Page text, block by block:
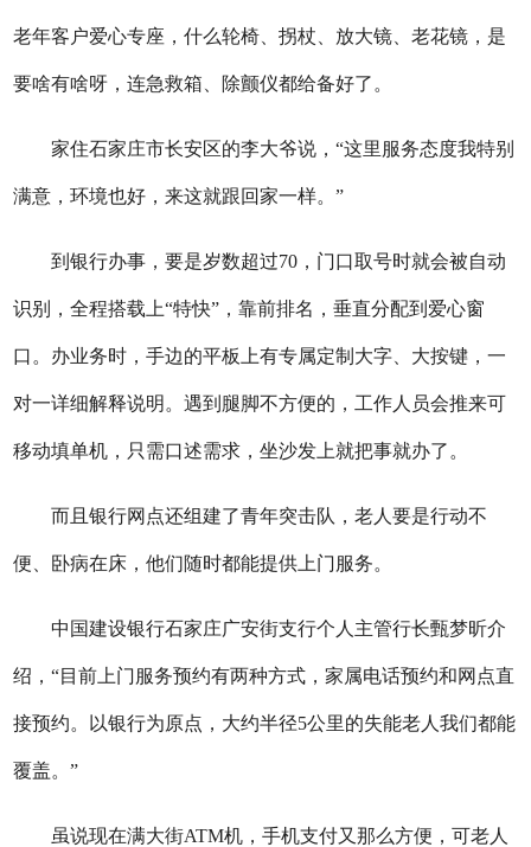
老年客户爱心专座，什么轮椅、拐杖、放大镜、老花镜，是
要啥有啥呀，连急救箱、除颤仪都给备好了。
家住石家庄市长安区的李大爷说，“这里服务态度我特别
满意，环境也好，来这就跟回家一样。”
到银行办事，要是岁数超过70，门口取号时就会被自动
识别，全程搭载上“特快”，靠前排名，垂直分配到爱心窗
口。办业务时，手边的平板上有专属定制大字、大按键，一
对一详细解释说明。遇到腿脚不方便的，工作人员会推来可
移动填单机，只需口述需求，坐沙发上就把事就办了。
而且银行网点还组建了青年突击队，老人要是行动不
便、卧病在床，他们随时都能提供上门服务。
中国建设银行石家庄广安街支行个人主管行长甄梦昕介
绍，“目前上门服务预约有两种方式，家属电话预约和网点直
接预约。以银行为原点，大约半径5公里的失能老人我们都能
覆盖。”
虽说现在满大街ATM机，手机支付又那么方便，可老人